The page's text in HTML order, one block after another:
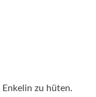
zu hüten.